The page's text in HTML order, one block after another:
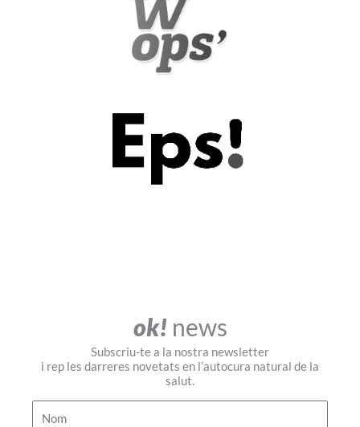
ok! news
Subscriu-te a la nostra newsletter
i rep les darreres novetats en l’autocura natural de la
salut.